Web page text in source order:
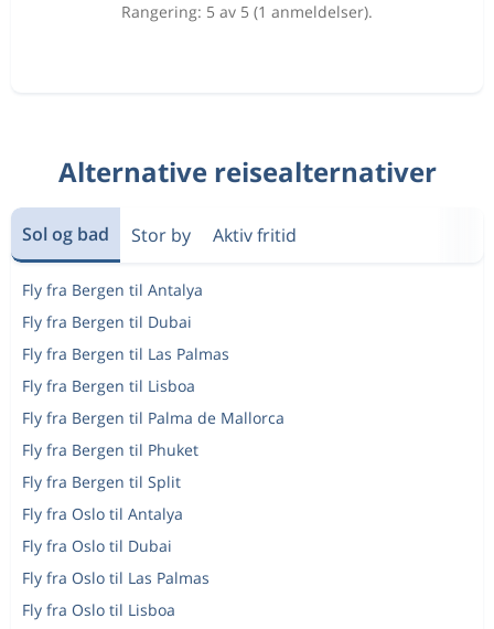
Rangering: 5 av 5 (1 anmeldelser).
Alternative reisealternativer
Sol og bad Stor by Aktiv fritid
Fly fra Bergen til Antalya
Fly fra Bergen til Dubai
Fly fra Bergen til Las Palmas
Fly fra Bergen til Lisboa
Fly fra Bergen til Palma de Mallorca
Fly fra Bergen til Phuket
Fly fra Bergen til Split
Fly fra Oslo til Antalya
Fly fra Oslo til Dubai
Fly fra Oslo til Las Palmas
Fly fra Oslo til Lisboa